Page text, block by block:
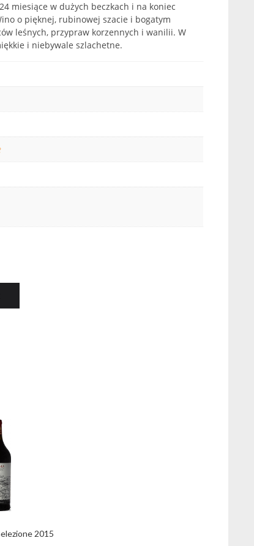
miesiące w dużych beczkach i na koniec
o pięknej, rubinowej szacie i bogatym
leśnych, przypraw korzennych i wanilii. W
i niebywale szlachetne.
2015